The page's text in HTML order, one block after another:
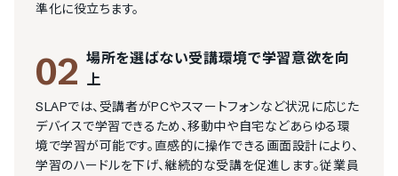
準化に役立ちます。
02 場所を選ばない受講環境で学習意欲を向
上
SLAPでは、受講者がPCやスマートフォンなど状況に応じた
デバイスで学習できるため、移動中や自宅などあらゆる環
境で学習が可能です。直感的に操作できる画面設計により、
学習のハードルを下げ、継続的な受講を促進します。従業員